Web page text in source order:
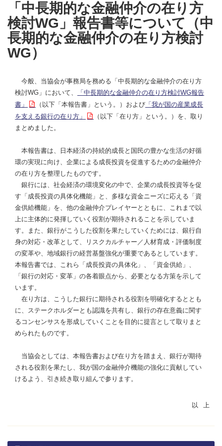
「中長期的な金融仲介の在り方
検討WG」報告書等について（中
長期的な金融仲介の在り方検討
WG）
今般、当協会が事務局を務める「中長期的な金融仲介の在り方
検討WG」において、
「中長期的な金融仲介の在り方検討WG報告
書」
（以下「本報告書」という。）および 「我が国の産業成長
を支える銀行の在り方」
（以下「在り方」という。）を、取り
まとめました。
本報告書は、日本経済の持続的成長と国民の豊かな生活の好循
環の実現に向け、企業による成長投資を促進するための金融仲介
の在り方を整理したものです。
銀行には、社会経済の環境変化の中で、企業の成長投資等を促
す「成長投資の具体化機能」と、多様な資金ニーズに応える「資
金供給機能」を、他の金融仲介プレイヤーとともに、これまで以
上に主体的に発揮していく役割が期待されることを示していま
す。また、銀行がこうした役割を果たしていくためには、銀行自
身の対応・改革として、リスクカルチャー／人材育成・評価制度
の変革や、地域銀行の経営基盤強化が重要であるとしています。
本報告書では、これら「成長投資の具体化」、「資金供給」、
「銀行の対応・変革」の各着眼点から、必要となる方策を示して
います。
在り方は、こうした銀行に期待される役割を明確化するととも
に、ステークホルダーとも認識を共有し、銀行の存在意義に関す
るコンセンサスを形成していくことを目的に提言として取りまと
められたものです。
当協会としては、本報告書および在り方を踏まえ、銀行が期待
される役割を果たし、我が国の金融仲介機能の強化に貢献してい
けるよう、引き続き取り組んで参ります。